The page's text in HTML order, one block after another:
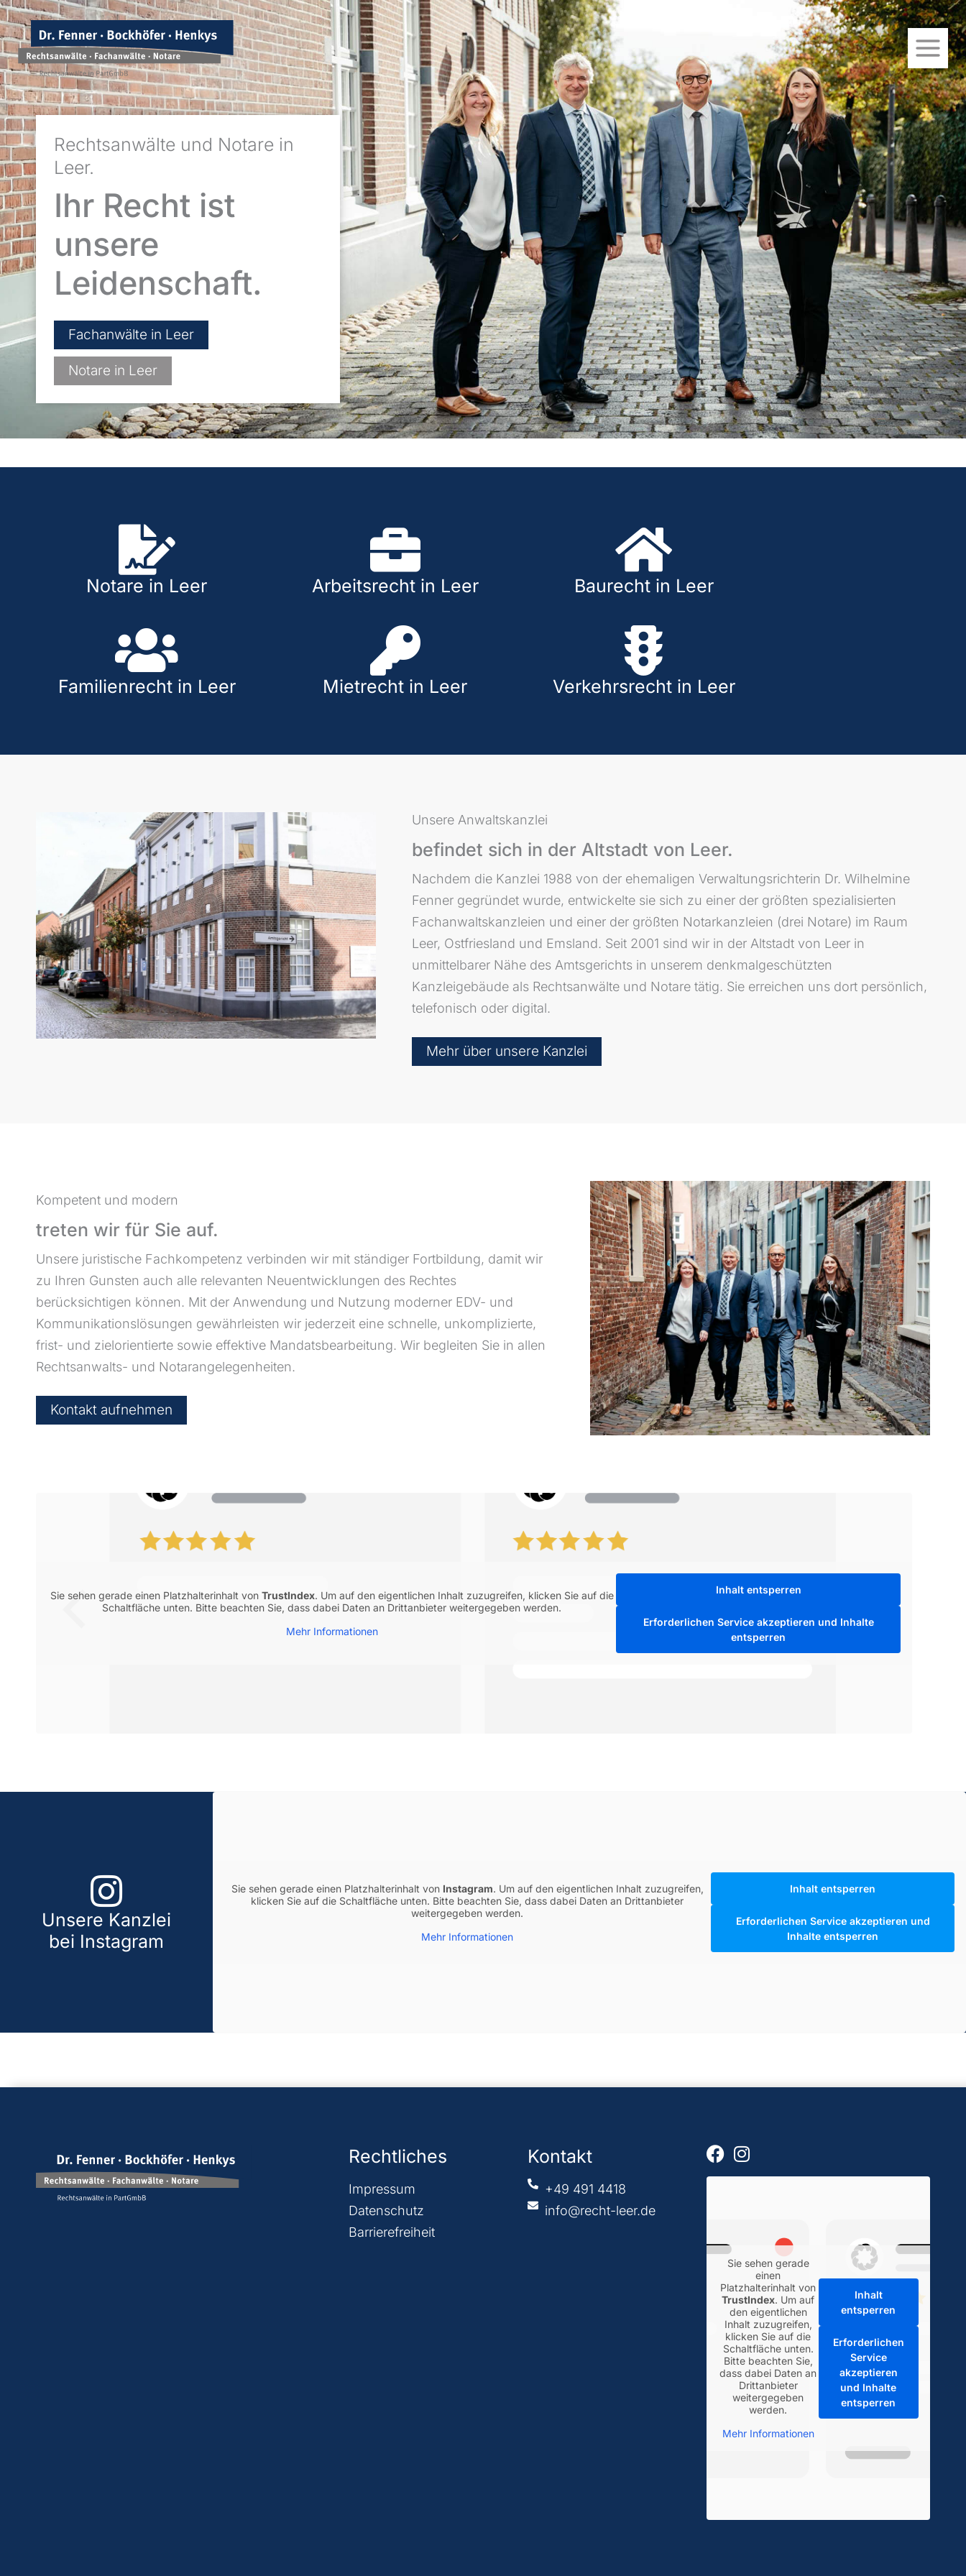
springen
Zum
Inhalt
springen
Rechtsanwälte und Notare in
Leer.
Ihr Recht ist
unsere
Leidenschaft.
Fachanwälte in Leer
Notare in Leer
Notare in Leer Arbeitsrecht in Leer Baurecht in Leer
Familienrecht in Leer Mietrecht in Leer Verkehrsrecht in Leer
Unsere Anwaltskanzlei
befindet sich in der Altstadt von Leer.
Nachdem die Kanzlei 1988 von der ehemaligen Verwaltungsrichterin Dr. Wilhelmine
Fenner gegründet wurde, entwickelte sie sich zu einer der größten spezialisierten
Fachanwaltskanzleien und einer der größten Notarkanzleien (drei Notare) im Raum
Leer, Ostfriesland und Emsland. Seit 2001 sind wir in der Altstadt von Leer in
unmittelbarer Nähe des Amtsgerichts in unserem denkmalgeschützten
Kanzleigebäude als Rechtsanwälte und Notare tätig. Sie erreichen uns dort persönlich,
telefonisch oder digital.
Mehr über unsere Kanzlei
Kompetent und modern
treten wir für Sie auf.
Unsere juristische Fachkompetenz verbinden wir mit ständiger Fortbildung, damit wir
zu Ihren Gunsten auch alle relevanten Neuentwicklungen des Rechtes
berücksichtigen können. Mit der Anwendung und Nutzung moderner EDV- und
Kommunikationslösungen gewährleisten wir jederzeit eine schnelle, unkomplizierte,
frist- und zielorientierte sowie effektive Mandatsbearbeitung. Wir begleiten Sie in allen
Rechtsanwalts- und Notarangelegenheiten.
Kontakt aufnehmen
Sie sehen gerade einen Platzhalterinhalt von TrustIndex. Um auf den eigentlichen Inhalt zuzugreifen, klicken Sie auf die
Schaltfläche unten. Bitte beachten Sie, dass dabei Daten an Drittanbieter weitergegeben werden.
Mehr Informationen
Inhalt entsperren
Erforderlichen Service akzeptieren und Inhalte
entsperren
Unsere Kanzlei
bei Instagram
Sie sehen gerade einen Platzhalterinhalt von Instagram. Um auf den eigentlichen Inhalt zuzugreifen,
klicken Sie auf die Schaltfläche unten. Bitte beachten Sie, dass dabei Daten an Drittanbieter
weitergegeben werden.
Mehr Informationen
Inhalt entsperren
Erforderlichen Service akzeptieren und
Inhalte entsperren
Rechtliches
Impressum
Datenschutz
Barrierefreiheit
Kontakt
+49 491 4418
info@recht-leer.de
Facebook
Instagram
Sie sehen gerade
einen
Platzhalterinhalt von
TrustIndex. Um auf
den eigentlichen
Inhalt zuzugreifen,
klicken Sie auf die
Schaltfläche unten.
Bitte beachten Sie,
dass dabei Daten an
Drittanbieter
weitergegeben
werden.
Mehr Informationen
Inhalt
entsperren
Erforderlichen
Service
akzeptieren
und Inhalte
entsperren